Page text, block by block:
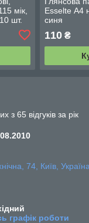
мік,
шт.
Esselte А4
синя
110₴
з 65 відгуків за рік
74, Київ, Україна
графік роботи